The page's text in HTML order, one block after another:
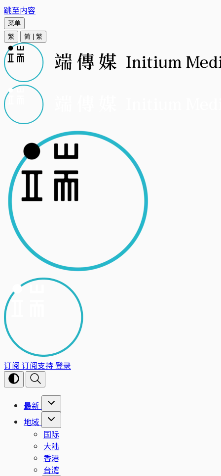
跳至内容
菜单
繁
简 繁
订阅 订阅支持登录
最新
地域
国际
大陆
香港
台湾